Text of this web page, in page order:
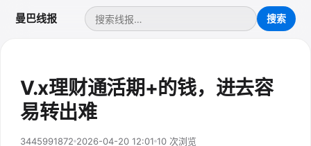
曼巴线报
V.x理财通活期+的钱，进去容
易转出难
3445991872 2026-04-20 12:01 10 次浏览